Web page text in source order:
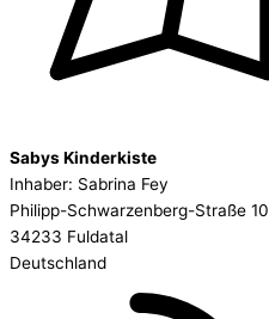
Sabys Kinderkiste
Inhaber: Sabrina Fey
Philipp-Schwarzenberg-Straße 10
34233 Fuldatal
Deutschland